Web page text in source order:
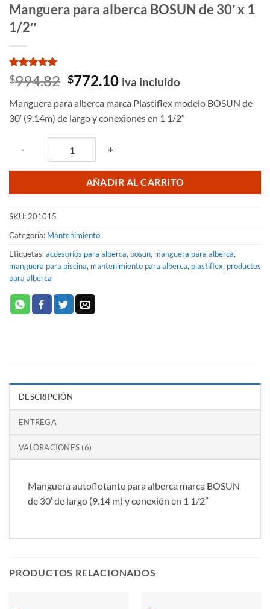
Manguera para alberca BOSUN de 30′ x 1
1/2″
Valorado
con5de 5
6
valoraciones
de clientes
$994.82 El
original
era:
$994.82.
$772.10El
actual
es:
iva incluido
Manguera para alberca marca Plastiflex modelo BOSUN de
30′ (9.14m) de largo y conexiones en 1 1/2″
- +
AÑADIR AL CARRITO
SKU: 201015
Categoría: Mantenimiento
Etiquetas:accesorios para alberca, bosun, manguera para alberca,
manguera para piscina, mantenimiento para alberca, plastiflex, productos
para alberca
DESCRIPCIÓN
ENTREGA
VALORACIONES (6)
Manguera autoflotante para alberca marca BOSUN
de 30′ de largo (9.14 m) y conexión en 1 1/2″
PRODUCTOS RELACIONADOS